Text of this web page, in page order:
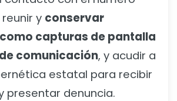
y conservar
capturas de pantalla
comunicación, y acudir a
estatal para recibir
presentar denuncia.